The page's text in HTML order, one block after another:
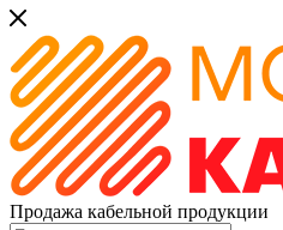
Продажа кабельной продукции